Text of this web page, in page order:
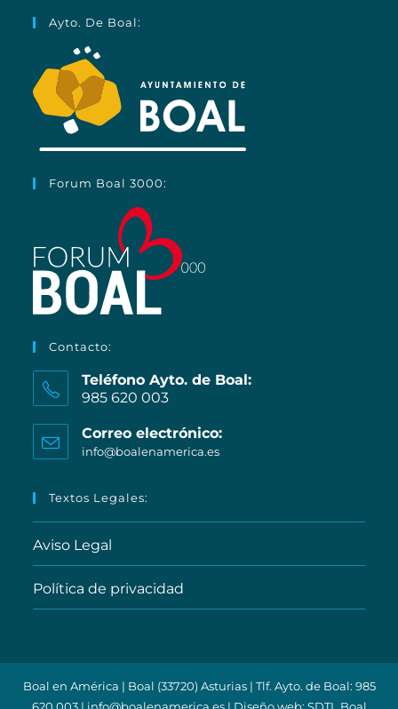
Ayto. De Boal:
Forum Boal 3000:
Contacto:
Teléfono Ayto. de Boal:
985 620 003
Correo electrónico:
info@boalenamerica.es
Textos Legales:
Aviso Legal
Política de privacidad
Boal en América | Boal (33720) Asturias | Tlf. Ayto. de Boal: 985
620 003 | info@boalenamerica.es | Diseño web: SDTL Boal